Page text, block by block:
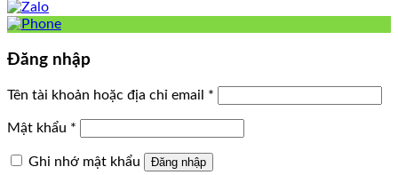
Đăng nhập
Tên tài khoản hoặc địa chỉ email *
Mật khẩu *
Ghi nhớ mật khẩu Đăng nhập